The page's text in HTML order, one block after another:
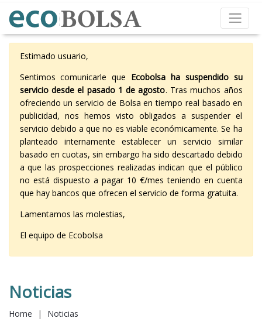
Estimado usuario,
Sentimos comunicarle que Ecobolsa ha suspendido su
servicio desde el pasado 1 de agosto. Tras muchos años
ofreciendo un servicio de Bolsa en tiempo real basado en
publicidad, nos hemos visto obligados a suspender el
servicio debido a que no es viable económicamente. Se ha
planteado internamente establecer un servicio similar
basado en cuotas, sin embargo ha sido descartado debido
a que las prospecciones realizadas indican que el público
no está dispuesto a pagar 10 €/mes teniendo en cuenta
que hay bancos que ofrecen el servicio de forma gratuita.
Lamentamos las molestias,
El equipo de Ecobolsa
Noticias
Home | Noticias